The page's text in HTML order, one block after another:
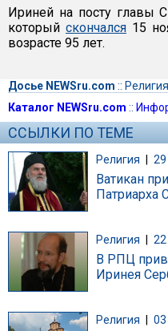
Ириней на посту главы
который скончался 15
возрасте 95 лет.
Досье NEWSru.com :: Религия
Каталог NEWSru.com ::
ССЫЛКИ ПО ТЕМЕ
Религия | 29
Ватикан
Патриарха
Религия 22
В РПЦ
Иринея
Религия 03